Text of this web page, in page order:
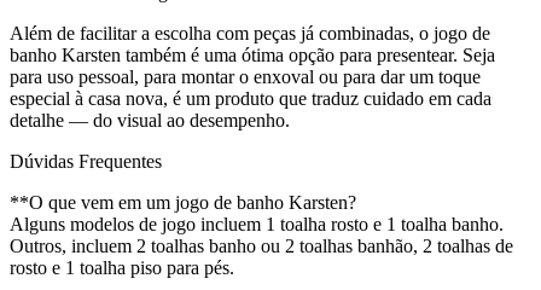
Além de facilitar a escolha com peças já combinadas, o jogo de
banho Karsten também é uma ótima opção para presentear. Seja
para uso pessoal, para montar o enxoval ou para dar um toque
especial à casa nova, é um produto que traduz cuidado em cada
detalhe — do visual ao desempenho.
Dúvidas Frequentes
**O que vem em um jogo de banho Karsten?
Alguns modelos de jogo incluem 1 toalha rosto e 1 toalha banho.
Outros, incluem 2 toalhas banho ou 2 toalhas banhão, 2 toalhas de
rosto e 1 toalha piso para pés.